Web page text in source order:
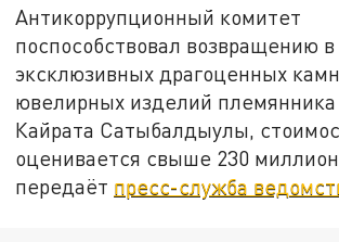
Антикоррупционный комитет
поспособствовал возвращению в
эксклюзивных драгоценных
ювелирных изделий племянника
Кайрата Сатыбалдыулы,
оценивается свыше 230
передаёт пресс-служба